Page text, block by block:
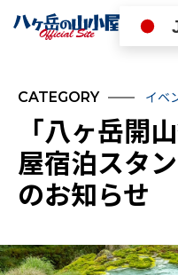
CATEGORY イベ
「八ヶ岳開
屋宿泊スタ
のお知らせ